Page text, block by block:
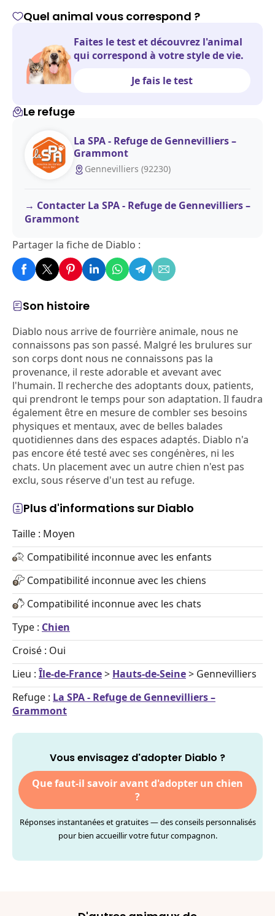
Son histoire
Diablo nous arrive de fourrière animale, nous ne
connaissons pas son passé. Malgré les brulures sur
son corps dont nous ne connaissons pas la
provenance, il reste adorable et avevant avec
l'humain. Il recherche des adoptants doux, patients,
qui prendront le temps pour son adaptation. Il faudra
également être en mesure de combler ses besoins
physiques et mentaux, avec de belles balades
quotidiennes dans des espaces adaptés. Diablo n'a
pas encore été testé avec ses congénères, ni les
chats. Un placement avec un autre chien n'est pas
exclu, sous réserve d'un test au refuge.
Plus d'informations sur Diablo
Taille : Moyen
Compatibilité inconnue avec les enfants
Compatibilité inconnue avec les chiens
Compatibilité inconnue avec les chats
Type : Chien
Croisé : Oui
Lieu : Île-de-France> Hauts-de-Seine> Gennevilliers
Refuge : La SPA - Refuge de Gennevilliers –
Grammont
Vous envisagez d'adopter Diablo ?
Que faut-il savoir avant d'adopter un chien
?
Réponses instantanées et gratuites — des conseils personnalisés
pour bien accueillir votre futur compagnon.
Quel animal vous correspond ?
Faites le test et découvrez l'animal
qui correspond à votre style de vie.
Je fais le test
Le refuge
La SPA - Refuge de Gennevilliers –
Grammont
Gennevilliers (92230)
Contacter La SPA - Refuge de Gennevilliers –
Grammont
Partager la fiche de Diablo :